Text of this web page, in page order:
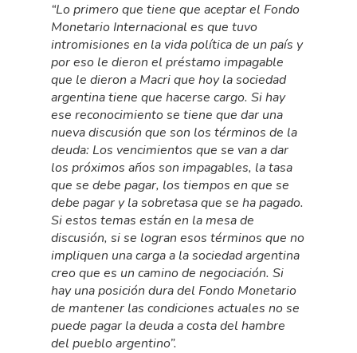
“Lo primero que tiene que aceptar el Fondo
Monetario Internacional es que tuvo
intromisiones en la vida política de un país y
por eso le dieron el préstamo impagable
que le dieron a Macri que hoy la sociedad
argentina tiene que hacerse cargo. Si hay
ese reconocimiento se tiene que dar una
nueva discusión que son los términos de la
deuda: Los vencimientos que se van a dar
los próximos años son impagables, la tasa
que se debe pagar, los tiempos en que se
debe pagar y la sobretasa que se ha pagado.
Si estos temas están en la mesa de
discusión, si se logran esos términos que no
impliquen una carga a la sociedad argentina
creo que es un camino de negociación. Si
hay una posición dura del Fondo Monetario
de mantener las condiciones actuales no se
puede pagar la deuda a costa del hambre
del pueblo argentino”.